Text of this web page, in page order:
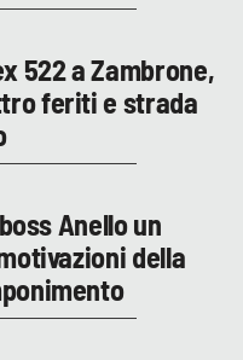
522 a Zambrone,
feriti e strada
Anello un
della